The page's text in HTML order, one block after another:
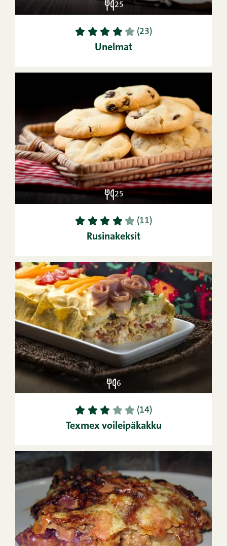
25
1 2 3 4 5 (23)
Unelmat
25
1 2 3 4 5 (11)
Rusinakeksit
6
1 2 3 4 5 (14)
Texmex voileipäkakku